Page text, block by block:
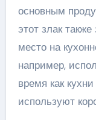
основным
этот злак
место на
например,
время как
используют